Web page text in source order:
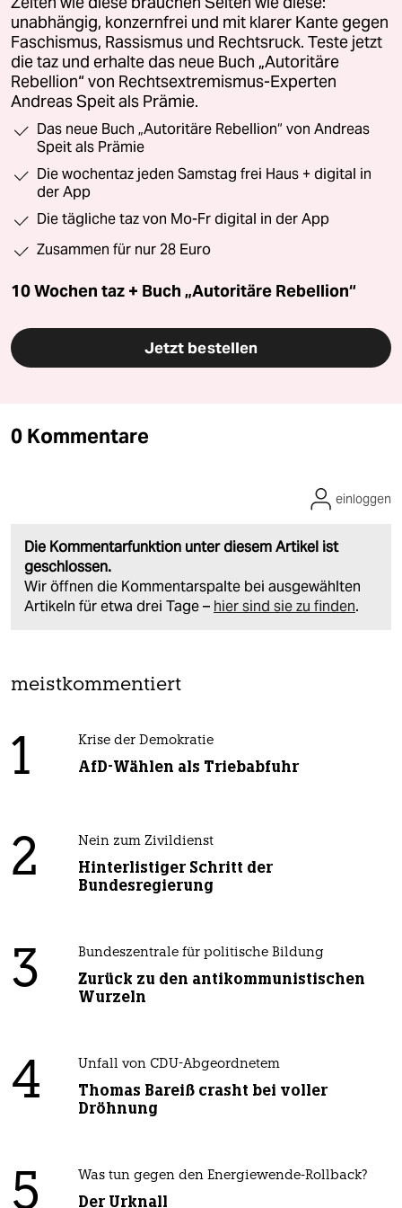
unabhängig, konzernfrei und mit klarer Kante gegen
Faschismus, Rassismus und Rechtsruck. Teste jetzt
die taz und erhalte das neue Buch „Autoritäre
Rebellion“ von Rechtsextremismus-Experten
Andreas Speit als Prämie.
Das neue Buch „Autoritäre Rebellion“ von Andreas
Speit als Prämie
Die wochentaz jeden Samstag frei Haus + digital in
der App
Die tägliche taz von Mo-Fr digital in der App
Zusammen für nur 28 Euro
10 Wochen taz + Buch „Autoritäre Rebellion“
Jetzt bestellen
0 Kommentare
Die Kommentarfunktion unter diesem Artikel ist
geschlossen.
Wir öffnen die Kommentarspalte bei ausgewählten
Artikeln für etwa drei Tage – hier sind sie zu finden.
einloggen
meistkommentiert
1 Krise der Demokratie
AfD-Wählen als Triebabfuhr
2 Nein zum Zivildienst
Hinterlistiger Schritt der
Bundesregierung
3 Bundeszentrale für politische Bildung
Zurück zu den antikommunistischen
Wurzeln
4 Unfall von CDU-Abgeordnetem
Thomas Bareiß crasht bei voller
Dröhnung
5 Was tun gegen den Energiewende-Rollback?
Der Urknall